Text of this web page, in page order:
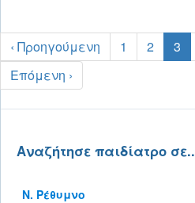
‹ Προηγούμενη 1 2 3
Επόμενη ›
Αναζήτησε παιδίατρο σε..
Ν. Ρέθυμνο